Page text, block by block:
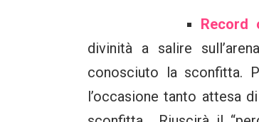
Record
divinità a salire
conosciuto la sconfitta.
l’occasione tanto attesa